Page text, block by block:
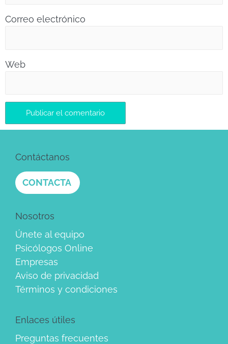
Correo electrónico
Web
Contáctanos
CONTACTA
Nosotros
Únete al equipo
Psicólogos Online
Empresas
Aviso de privacidad
Términos y condiciones
Enlaces útiles
Preguntas frecuentes